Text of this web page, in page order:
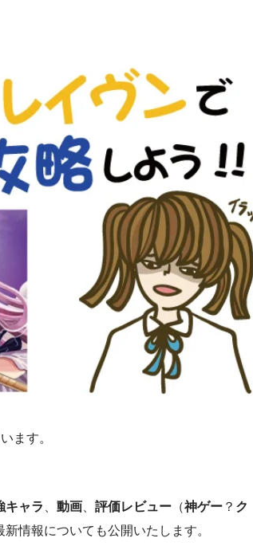
ます。
キャラ 動画 評価レビュー （神ゲー ？ ク
新情報についても公開いたします。